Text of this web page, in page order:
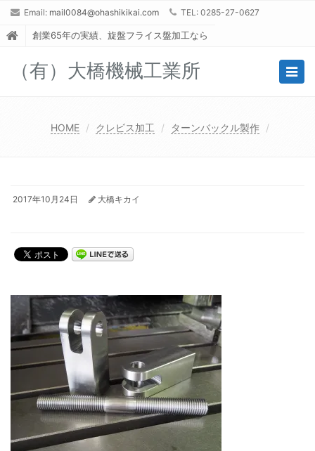
Email: mail0084@ohashikikai.com TEL: 0285-27-0627
創業65年の実績、旋盤フライス盤加工なら
（有）大橋機械工業所
HOME クレビス加工 ターンバックル製作
2017年10月24日 大橋キカイ